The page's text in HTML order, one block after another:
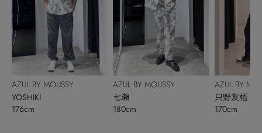
AZUL BY MOUSSY
YOSHIKI
176cm
AZUL BY MOUSSY
七瀬
180cm
AZUL BY
只野友梧
170cm